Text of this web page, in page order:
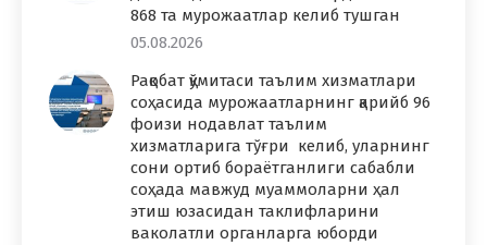
868 та мурожаатлар келиб тушган
05.08.2026
Рақобат қўмитаси таълим хизматлари
соҳасида мурожаатларнинг қарийб 96
фоизи нодавлат таълим
хизматларига тўғри келиб, уларнинг
сони ортиб бораётганлиги сабабли
соҳада мавжуд муаммоларни ҳал
этиш юзасидан таклифларини
ваколатли органларга юборди